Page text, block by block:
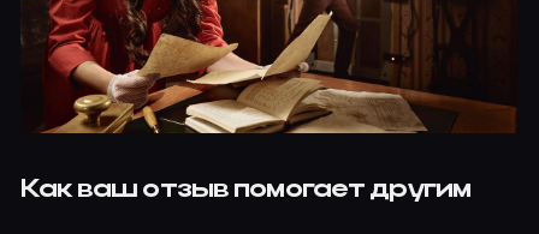
Как ваш отзыв помогает другим